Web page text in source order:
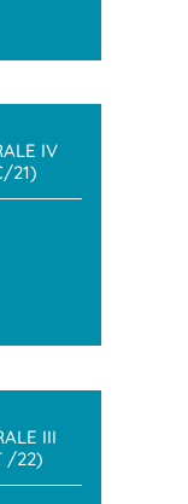
IV
21)
III
/22)